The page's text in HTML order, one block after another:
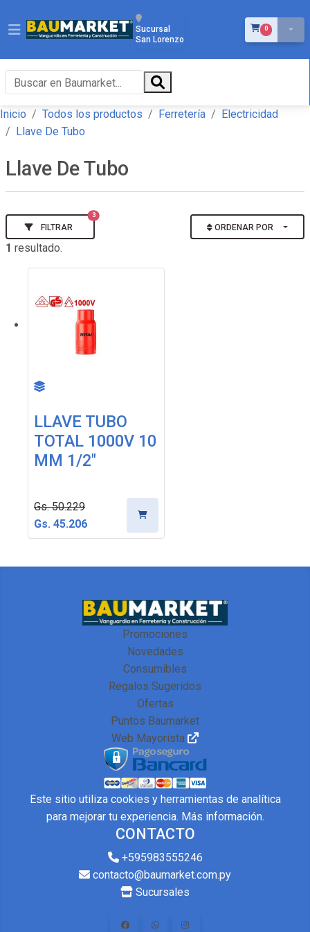
Sucursal
San Lorenzo
0ÍTEMS EN EL
Inicio Todos los productos Ferretería
Electricidad
Llave De Tubo
Llave De Tubo
FILTRAR
3
ORDENAR POR
1 resultado.
LLAVE TUBO
TOTAL 1000V 10
MM 1/2"
Gs. 50.229
Gs. 45.206
Promociones
Novedades
Consumibles
Regalos Sugeridos
Ofertas
Puntos Baumarket
Web Mayorista
CONTACTO
+595983555246
contacto@baumarket.com.py
Sucursales
Este sitio utiliza cookies y herramientas de analítica
para mejorar tu experiencia. Más información.